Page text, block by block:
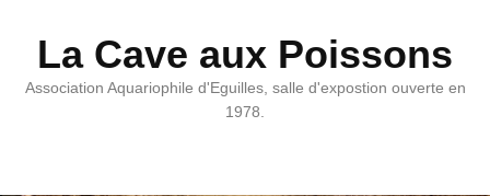
La Cave aux Poissons
Association Aquariophile d'Eguilles, salle d'expostion ouverte en
1978.